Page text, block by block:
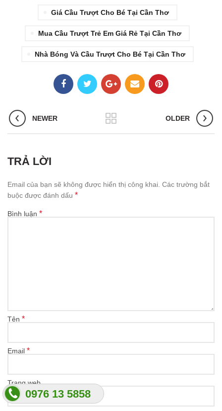
0976 13 5858
Giá Cầu Trượt Cho Bé Tại Cần Thơ
Mua Cầu Trượt Trẻ Em Giá Rẻ Tại Cần Thơ
Nhà Bóng Và Cầu Trượt Cho Bé Tại Cần Thơ
NEWER OLDER
TRẢ LỜI
Email của bạn sẽ không được hiển thị công khai. Các trường bắt
buộc được đánh dấu *
Bình luận *
Tên *
Email *
Trang web